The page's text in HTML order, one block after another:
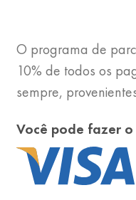
O programa de
10% de todos os
sempre,
Você pode fazer o